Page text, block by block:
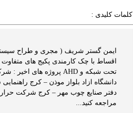
کلمات کلیدی :
دانشگاه ازاد بلواز موذن – کرج
مراجعه کنید...